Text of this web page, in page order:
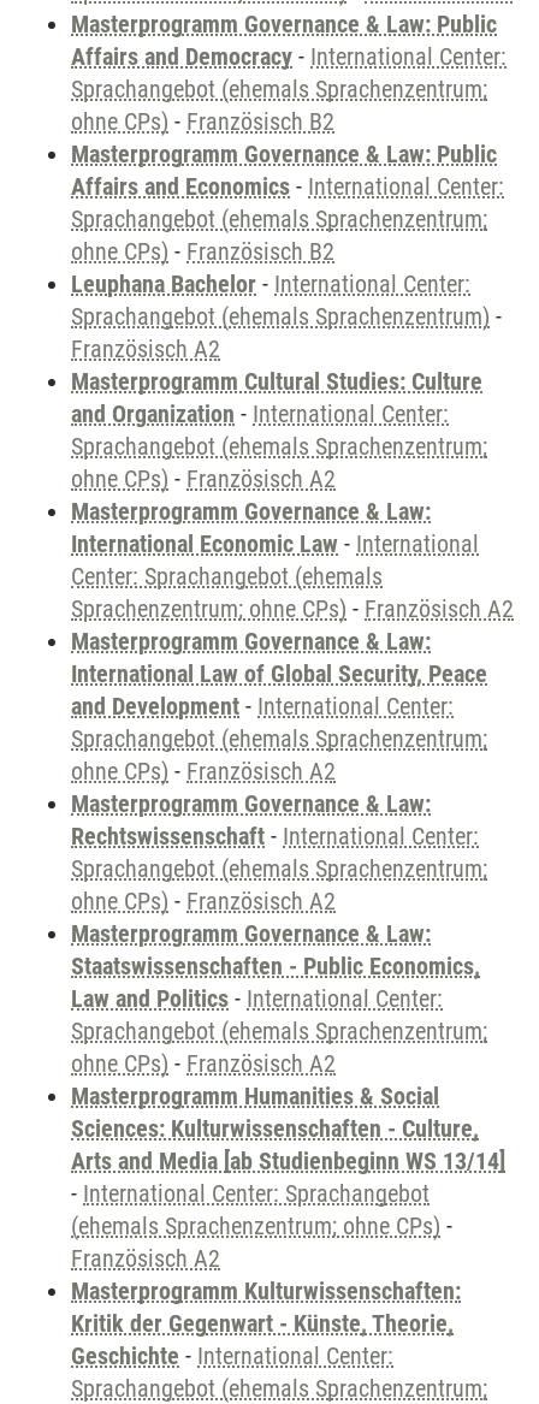
Masterprogramm Governance & Law: Public
Affairs and Democracy - International Center:
Sprachangebot (ehemals Sprachenzentrum;
ohne CPs) - Französisch B2
Masterprogramm Governance & Law: Public
Affairs and Economics - International Center:
Sprachangebot (ehemals Sprachenzentrum;
ohne CPs) - Französisch B2
Leuphana Bachelor - International Center:
Sprachangebot (ehemals Sprachenzentrum) -
Französisch A2
Masterprogramm Cultural Studies: Culture
and Organization - International Center:
Sprachangebot (ehemals Sprachenzentrum;
ohne CPs) - Französisch A2
Masterprogramm Governance & Law:
International Economic Law - International
Center: Sprachangebot (ehemals
Sprachenzentrum; ohne CPs) - Französisch A2
Masterprogramm Governance & Law:
International Law of Global Security, Peace
and Development - International Center:
Sprachangebot (ehemals Sprachenzentrum;
ohne CPs) - Französisch A2
Masterprogramm Governance & Law:
Rechtswissenschaft - International Center:
Sprachangebot (ehemals Sprachenzentrum;
ohne CPs) - Französisch A2
Masterprogramm Governance & Law:
Staatswissenschaften - Public Economics,
Law and Politics - International Center:
Sprachangebot (ehemals Sprachenzentrum;
ohne CPs) - Französisch A2
Masterprogramm Humanities & Social
Sciences: Kulturwissenschaften - Culture,
Arts and Media [ab Studienbeginn WS 13/14]
- International Center: Sprachangebot
(ehemals Sprachenzentrum; ohne CPs) -
Französisch A2
Masterprogramm Kulturwissenschaften:
Kritik der Gegenwart - Künste, Theorie,
Geschichte - International Center:
Sprachangebot (ehemals Sprachenzentrum;